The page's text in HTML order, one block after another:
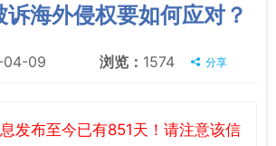
诉海外侵权要如何应对？
09 浏览： 1574 分享
发布至今已有851天！请注意该信